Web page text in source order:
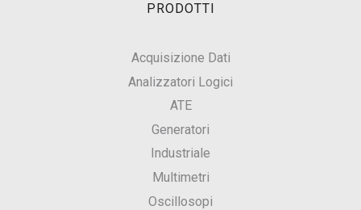
PRODOTTI
Acquisizione Dati
Analizzatori Logici
ATE
Generatori
Industriale
Multimetri
Oscillosopi